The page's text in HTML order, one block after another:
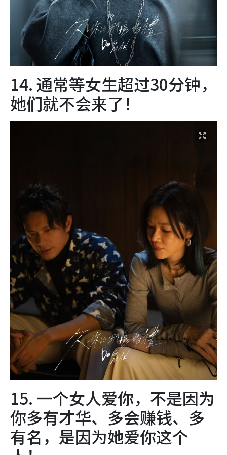
14. 通常等女生超过30分钟，
她们就不会来了！
15. 一个女人爱你，不是因为
你多有才华、多会赚钱、多
有名，是因为她爱你这个